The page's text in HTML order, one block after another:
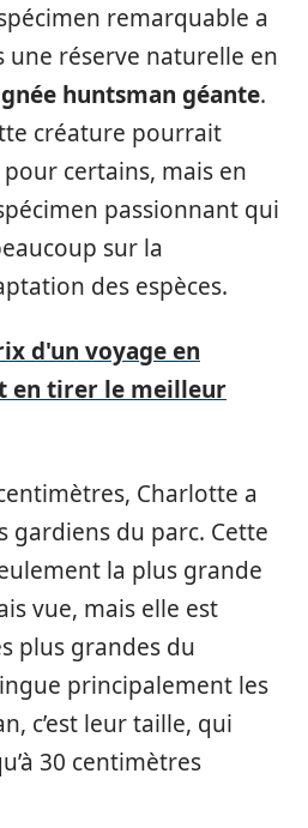
remarquable a
une réserve naturelle en
huntsman géante.
créature pourrait
certains, mais en
passionnant qui
sur la
des espèces.
d'un voyage en
en tirer le meilleur
Charlotte a
gardiens du parc. Cette
la plus grande
vue, mais elle est
plus grandes du
principalement les
c’est leur taille, qui
30 centimètres